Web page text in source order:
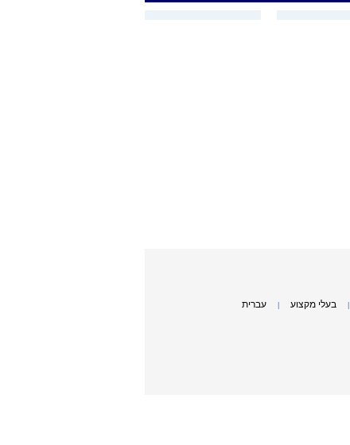
בעלי מקצוע עברית